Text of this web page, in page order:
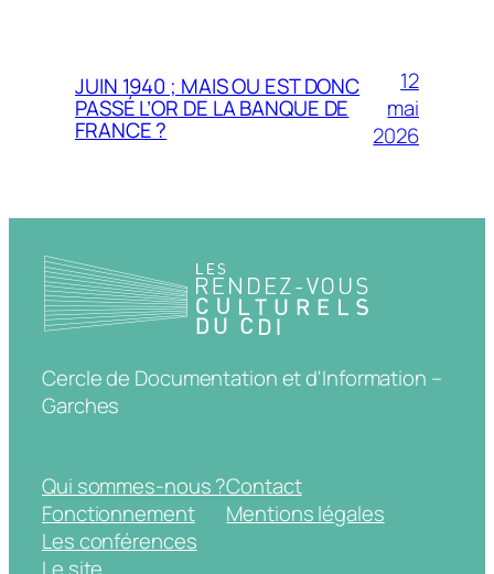
JUIN 1940 ; MAIS OU EST DONC
PASSÉ L’OR DE LA BANQUE DE
FRANCE ?
12
mai
2026
Cercle de Documentation et d'Information –
Garches
Qui sommes-nous ?
Fonctionnement
Les conférences
Contact
Mentions légales